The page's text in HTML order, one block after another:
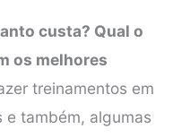
custa? Qual o
os melhores
treinamentos em
também, algumas